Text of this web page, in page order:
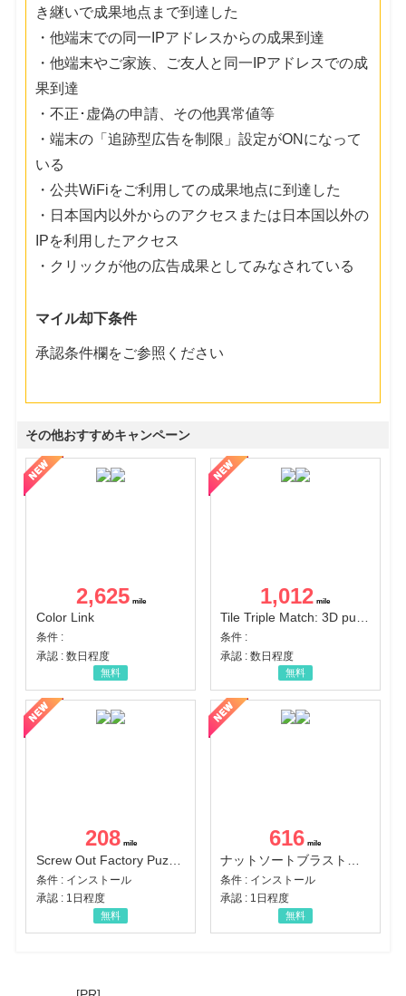
き継いで成果地点まで到達した
・他端末での同一IPアドレスからの成果到達
・他端末やご家族、ご友人と同一IPアドレスでの成
果到達
・不正･虚偽の申請、その他異常値等
・端末の「追跡型広告を制限」設定がONになって
いる
・公共WiFiをご利用しての成果地点に到達した
・日本国内以外からのアクセスまたは日本国以外の
IPを利用したアクセス
・クリックが他の広告成果としてみなされている
マイル却下条件
承認条件欄をご参照ください
その他おすすめキャンペーン
2,625
Color Link
条件 :
承認 : 数日程度
無料
1,012
Tile Triple Match: 3D puzzle
条件 :
承認 : 数日程度
無料
208
Screw Out Factory Puzzle 3D（経験値バーのマイルストーンを5にする（ユーザーレベル5に到達する））（Android）
条件 : インストール
承認 : 1日程度
無料
616
条件 : インストール
承認 : 1日程度
無料